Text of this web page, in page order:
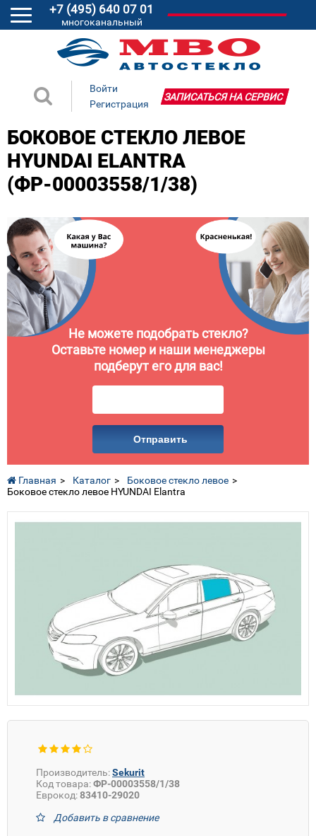
+7 (495) 640 07 01
многоканальный
Войти
Регистрация
ЗАПИСАТЬСЯ НА СЕРВИС
БОКОВОЕ СТЕКЛО ЛЕВОЕ
HYUNDAI ELANTRA
(ФР-00003558/1/38)
Не можете подобрать стекло?
Оставьте номер и наши менеджеры
подберут его для вас!
Отправить
Главная Каталог
Боковое стекло левое
Боковое стекло левое HYUNDAI Elantra
Производитель:Sekurit
Код товара:ФР-00003558/1/38
Еврокод:83410-29020
Добавить в сравнение